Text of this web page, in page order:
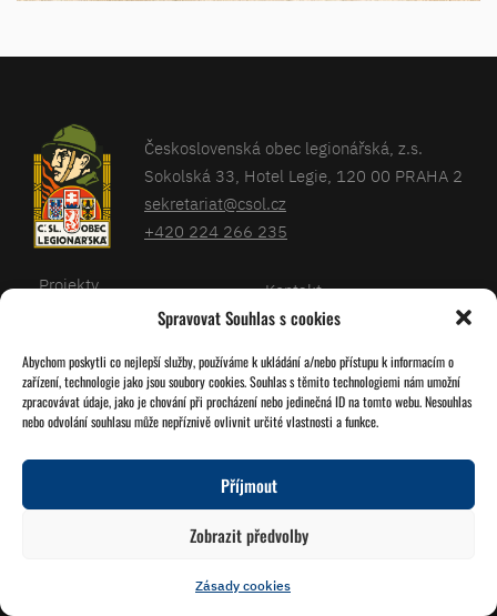
Spravovat Souhlas s cookies
Abychom poskytli co nejlepší služby, používáme k ukládání a/nebo přístupu k informacím o
zařízení, technologie jako jsou soubory cookies. Souhlas s těmito technologiemi nám umožní
zpracovávat údaje, jako je chování při procházení nebo jedinečná ID na tomto webu. Nesouhlas
nebo odvolání souhlasu může nepříznivě ovlivnit určité vlastnosti a funkce.
Příjmout
Zobrazit předvolby
Zásady cookies
Československá obec legionářská, z.s.
Sokolská 33, Hotel Legie, 120 00 PRAHA 2
sekretariat@csol.cz
+420 224 266 235
Sledujte nás!
Projekty
Kalendář
O nás
Kontakt
Databáze legionářů
Pro členy
Zásady cookies
Studio DružbaVytvořilMiroslav Tomášek